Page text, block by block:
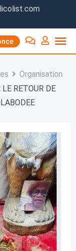
Organisation
RETOUR DE